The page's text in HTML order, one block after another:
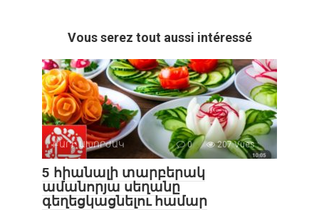
Vous serez tout aussi intéressé
ԲԱՐԻ ԱԽՈՐԺԱԿ 0 207 Vues :
5 հիանալի տարբերակ
ամանորյա սեղանը
գեղեցկացնելու համար